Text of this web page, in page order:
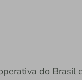
do Brasil